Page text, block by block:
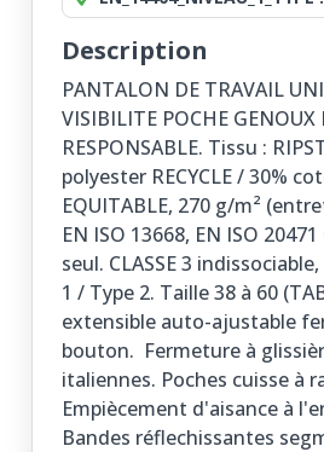
Description
PANTALON DE TRAVAIL
VISIBILITE POCHE GENOUX
RESPONSABLE. Tissu :
polyester RECYCLE / 30%
EQUITABLE, 270 g/m²
EN ISO 13668, EN ISO
seul. CLASSE 3
1 / Type 2. Taille 38 à 60
extensible auto-ajustable
bouton. Fermeture à
italiennes. Poches cuisse à
Empiècement d'aisance à
Bandes réflechissantes